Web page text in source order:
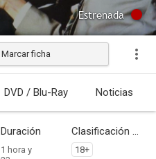
Estrenada
Marcar ficha
DVD / Blu-Ray Noticias
Duración
1 hora y
Clasificación por edades
18+